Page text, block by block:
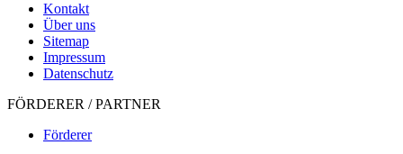
Kontakt
Über uns
Sitemap
Impressum
Datenschutz
FÖRDERER / PARTNER
Förderer